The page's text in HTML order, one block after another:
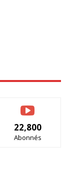
22,800
Abonnés